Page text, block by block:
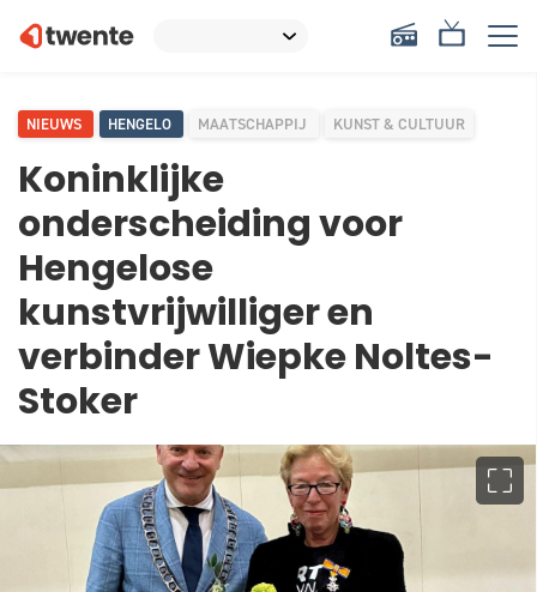
NIEUWS HENGELO MAATSCHAPPIJ KUNST & CULTUUR
Koninklijke
onderscheiding voor
Hengelose
kunstvrijwilliger en
verbinder Wiepke Noltes-
Stoker